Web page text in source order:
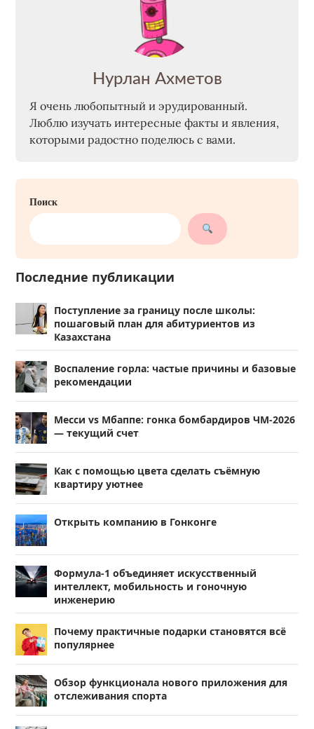
Нурлан Ахметов
Я очень любопытный и эрудированный.
Люблю изучать интересные факты и явления,
которыми радостно поделюсь с вами.
Поиск
Последние публикации
Поступление за границу после школы:
пошаговый план для абитуриентов из
Казахстана
Воспаление горла: частые причины и базовые
рекомендации
Месси vs Мбаппе: гонка бомбардиров ЧМ-2026
— текущий счет
Как с помощью цвета сделать съёмную
квартиру уютнее
Открыть компанию в Гонконге
Формула-1 объединяет искусственный
интеллект, мобильность и гоночную
инженерию
Почему практичные подарки становятся всё
популярнее
Обзор функционала нового приложения для
отслеживания спорта